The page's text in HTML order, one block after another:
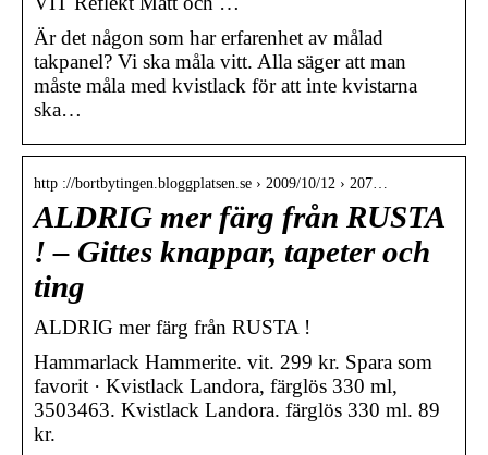
Är det någon som har erfarenhet av målad
takpanel? Vi ska måla vitt. Alla säger att man
måste måla med kvistlack för att inte kvistarna
ska…
http ://bortbytingen.bloggplatsen.se › 2009/10/12 › 207…
ALDRIG mer färg från RUSTA
! – Gittes knappar, tapeter och
ting
ALDRIG mer färg från RUSTA !
Hammarlack Hammerite. vit. 299 kr. Spara som
favorit · Kvistlack Landora, färglös 330 ml,
3503463. Kvistlack Landora. färglös 330 ml. 89
kr.